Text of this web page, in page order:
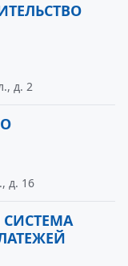
д. 2
д. 16
СИСТЕМА